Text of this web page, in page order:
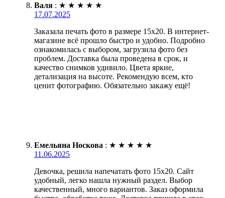
Валя : ★ ★ ★ ★ ★
17.07.2025
Заказала печать фото в размере 15х20. В интернет-
магазине всё прошло быстро и удобно. Подробно
ознакомилась с выбором, загрузила фото без
проблем. Доставка была проведена в срок, и
качество снимков удивило. Цвета яркие,
детализация на высоте. Рекомендую всем, кто
ценит фотографию. Обязательно закажу ещё!
Емельяна Носкова : ★ ★ ★ ★ ★
11.06.2025
Девочка, решила напечатать фото 15х20. Сайт
удобный, легко нашла нужный раздел. Выбор
качественный, много вариантов. Заказ оформила